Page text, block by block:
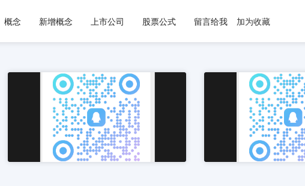
概念 新增概念 上市公司 股票公式 留言给我 加为收藏